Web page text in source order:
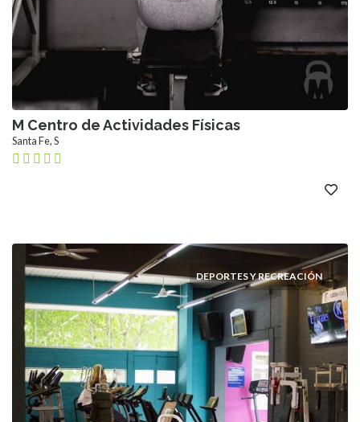
M Centro de Actividades Físicas
Santa Fe, S
DEPORTES Y RECREACIÓN